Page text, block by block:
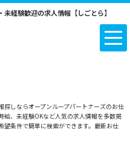
経験歓迎の求人情報【しごとら】
しならオープンループパートナーズのお仕
給、未経験OKなど人気の求人情報を多数掲
条件で簡単に検索ができます。最新お仕